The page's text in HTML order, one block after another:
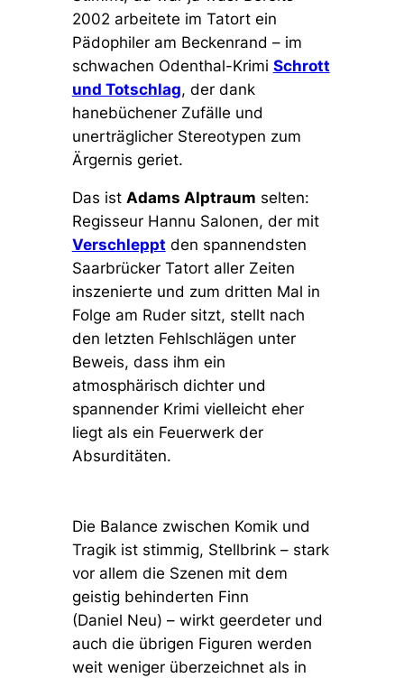
2002 arbeitete im Tatort ein
Pädophiler am Beckenrand – im
schwachen Odenthal-Krimi Schrott
und Totschlag, der dank
hanebüchener Zufälle und
unerträglicher Stereotypen zum
Ärgernis geriet.
Das ist Adams Alptraum selten:
Regisseur Hannu Salonen, der mit
Verschleppt den spannendsten
Saarbrücker Tatort aller Zeiten
inszenierte und zum dritten Mal in
Folge am Ruder sitzt, stellt nach
den letzten Fehlschlägen unter
Beweis, dass ihm ein
atmosphärisch dichter und
spannender Krimi vielleicht eher
liegt als ein Feuerwerk der
Absurditäten.
Die Balance zwischen Komik und
Tragik ist stimmig, Stellbrink – stark
vor allem die Szenen mit dem
geistig behinderten Finn
(Daniel Neu) – wirkt geerdeter und
auch die übrigen Figuren werden
weit weniger überzeichnet als in